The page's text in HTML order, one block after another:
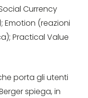
Currency
Emotion (reazioni
Practical Value
porta gli utenti
spiega, in